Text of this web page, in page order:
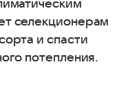
селекционерам
и спасти
потепления.